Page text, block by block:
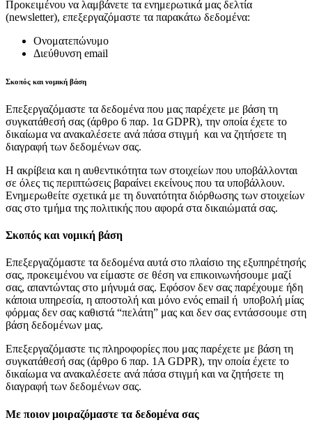
Προκειμένου να λαμβάνετε τα ενημερωτικά μας δελτία
(newsletter), επεξεργαζόμαστε τα παρακάτω δεδομένα:
Ονοματεπώνυμο
Διεύθυνση email
Σκοπός και νομική βάση
Επεξεργαζόμαστε τα δεδομένα που μας παρέχετε με βάση τη
συγκατάθεσή σας (άρθρο 6 παρ. 1α GDPR), την οποία έχετε το
δικαίωμα να ανακαλέσετε ανά πάσα στιγμή και να ζητήσετε τη
διαγραφή των δεδομένων σας.
Η ακρίβεια και η αυθεντικότητα των στοιχείων που υποβάλλονται
σε όλες τις περιπτώσεις βαραίνει εκείνους που τα υποβάλλουν.
Ενημερωθείτε σχετικά με τη δυνατότητα διόρθωσης των στοιχείων
σας στο τμήμα της πολιτικής που αφορά στα δικαιώματά σας.
Σκοπός και νομική βάση
Επεξεργαζόμαστε τα δεδομένα αυτά στο πλαίσιο της εξυπηρέτησής
σας, προκειμένου να είμαστε σε θέση να επικοινωνήσουμε μαζί
σας, απαντώντας στο μήνυμά σας. Εφόσον δεν σας παρέχουμε ήδη
κάποια υπηρεσία, η αποστολή και μόνο ενός email ή υποβολή μίας
φόρμας δεν σας καθιστά “πελάτη” μας και δεν σας εντάσσουμε στη
βάση δεδομένων μας.
Επεξεργαζόμαστε τις πληροφορίες που μας παρέχετε με βάση τη
συγκατάθεσή σας (άρθρο 6 παρ. 1Α GDPR), την οποία έχετε το
δικαίωμα να ανακαλέσετε ανά πάσα στιγμή και να ζητήσετε τη
διαγραφή των δεδομένων σας.
Με ποιον μοιραζόμαστε τα δεδομένα σας